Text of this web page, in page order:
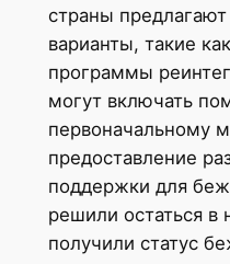
страны
варианты, такие
программы
могут включать
первоначальному
предоставление
поддержки для
решили остаться в
получили статус